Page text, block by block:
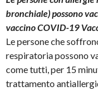
bronchiale) possono
vaccino COVID-19
Le persone che
respiratoria possono
come tutti, per 15
trattamento